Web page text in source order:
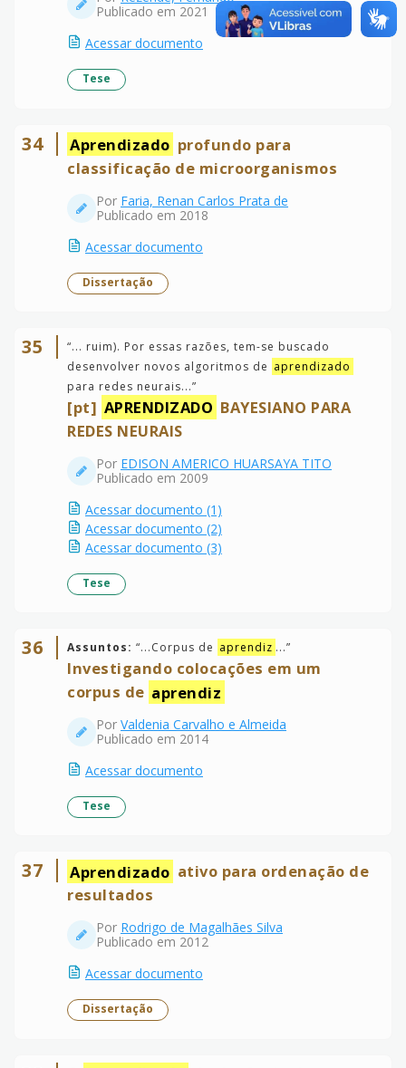
Publicado em 2021
Acessar documento
Tese
34 Aprendizado profundo para
classificação de microorganismos
Por Faria, Renan Carlos Prata de
Publicado em 2018
Acessar documento
Dissertação
35 “... ruim). Por essas razões, tem-se buscado
desenvolver novos algoritmos de aprendizado
para redes neurais...”
[pt] APRENDIZADO BAYESIANO PARA
REDES NEURAIS
Por EDISON AMERICO HUARSAYA TITO
Publicado em 2009
Acessar documento (1)
Acessar documento (2)
Acessar documento (3)
Tese
36 Assuntos: “...Corpus de aprendiz ...”
Investigando colocações em um
corpus de aprendiz
Por Valdenia Carvalho e Almeida
Publicado em 2014
Acessar documento
Tese
37 Aprendizado ativo para ordenação de
resultados
Por Rodrigo de Magalhães Silva
Publicado em 2012
Acessar documento
Dissertação